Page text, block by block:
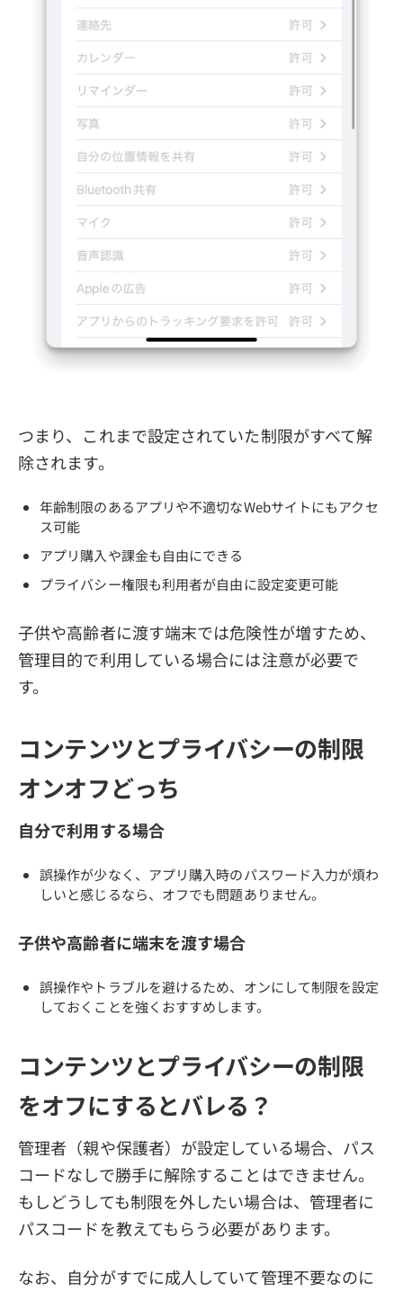
つまり、これまで設定されていた制限がすべて解
除されます。
年齢制限のあるアプリや不適切なWebサイトにもアクセ
ス可能
アプリ購入や課金も自由にできる
プライバシー権限も利用者が自由に設定変更可能
子供や高齢者に渡す端末では危険性が増すため、
管理目的で利用している場合には注意が必要で
す。
コンテンツとプライバシーの制限
オンオフどっち
自分で利用する場合
誤操作が少なく、アプリ購入時のパスワード入力が煩わ
しいと感じるなら、オフでも問題ありません。
子供や高齢者に端末を渡す場合
誤操作やトラブルを避けるため、オンにして制限を設定
しておくことを強くおすすめします。
コンテンツとプライバシーの制限
をオフにするとバレる？
管理者（親や保護者）が設定している場合、パス
コードなしで勝手に解除することはできません。
もしどうしても制限を外したい場合は、管理者に
パスコードを教えてもらう必要があります。
なお、自分がすでに成人していて管理不要なのに